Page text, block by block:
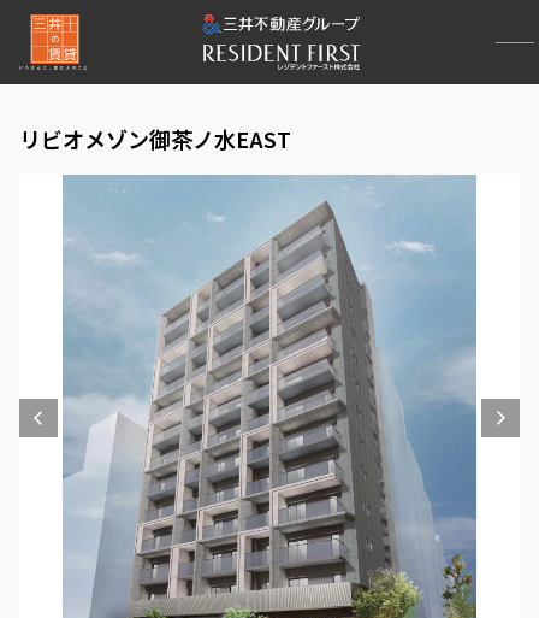
リビオメゾン御茶ノ水EAST